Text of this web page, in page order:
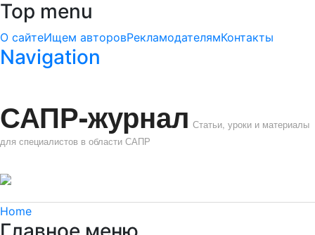
Top menu
О сайтеИщем авторовРекламодателямКонтакты
Navigation
САПР-журнал Статьи, уроки и материалы
для специалистов в области САПР
Home